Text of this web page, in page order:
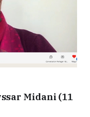
Midani (11